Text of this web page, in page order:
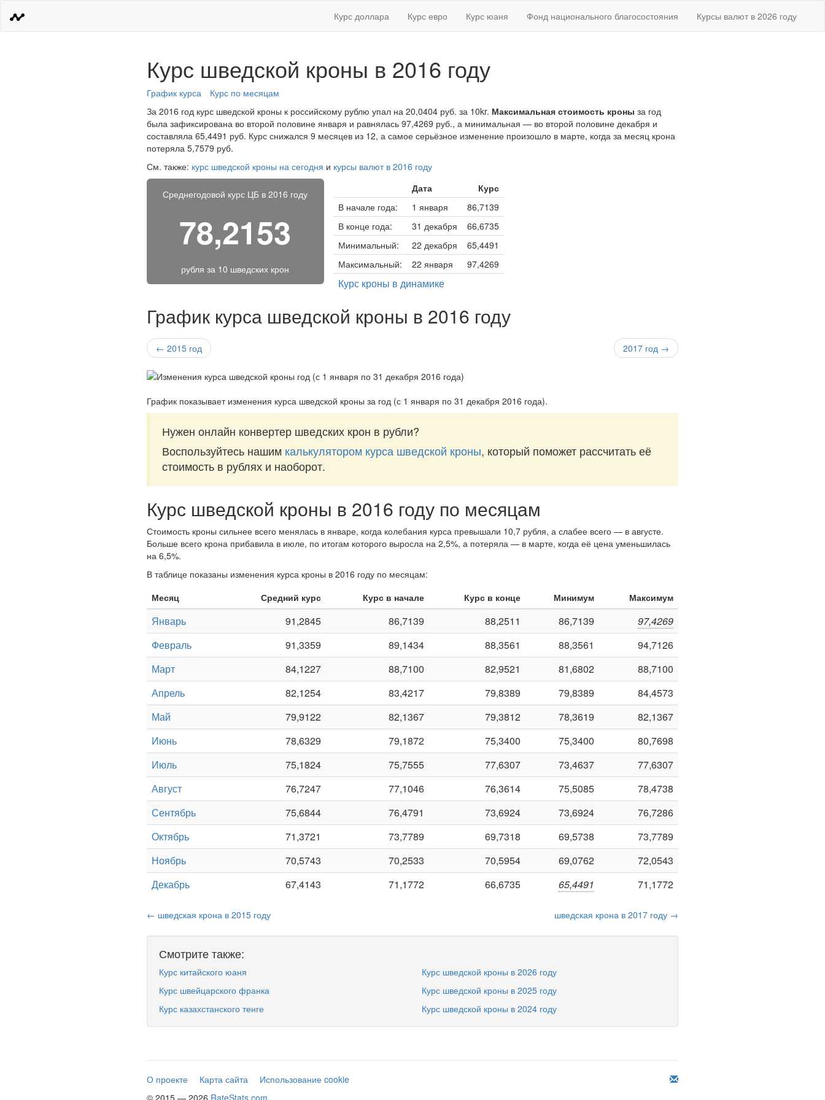
Курс доллара Курс евро Курс юаня Фонд национального благосостояния Курсы валют в 2026 году
Курс шведской кроны в 2016 году
График курса
Курс по месяцам
За 2016 год курс шведской кроны к российскому рублю упал на 20,0404 руб. за 10kr. Максимальная стоимость кроны за год
была зафиксирована во второй половине января и равнялась 97,4269 руб., а минимальная — во второй половине декабря и
составляла 65,4491 руб. Курс снижался 9 месяцев из 12, а самое серьёзное изменение произошло в марте, когда за месяц крона
потеряла 5,7579 руб.
См. также: курс шведской кроны на сегодня и курсы валют в 2016 году
Среднегодовой курс ЦБ в 2016 году
78,2153
рубля за 10 шведских крон
Дата
Курс
В начале года:
1 января
86,7139
В конце года:
31 декабря
66,6735
Минимальный:
22 декабря
65,4491
Максимальный:
22 января 97,4269
Курс кроны в динамике
График курса шведской кроны в 2016 году
← 2015 год 2017 год →
График показывает изменения курса шведской кроны за год (с 1 января по 31 декабря 2016 года).
Нужен онлайн конвертер шведских крон в рубли?
Воспользуйтесь нашим калькулятором курса шведской кроны, который поможет рассчитать её
стоимость в рублях и наоборот.
Курс шведской кроны в 2016 году по месяцам
Стоимость кроны сильнее всего менялась в январе, когда колебания курса превышали 10,7 рубля, а слабее всего — в августе.
Больше всего крона прибавила в июле, по итогам которого выросла на 2,5%, а потеряла — в марте, когда её цена уменьшилась
на 6,5%.
В таблице показаны изменения курса кроны в 2016 году по месяцам:
Месяц
Средний курс Курс в начале Курс в конце Минимум Максимум
Январь 91,2845 86,7139 88,2511 86,7139
97,4269
Февраль
91,3359 89,1434 88,3561 88,3561
94,7126
Март
84,1227 88,7100 82,9521 81,6802
88,7100
Апрель
82,1254 83,4217 79,8389 79,8389
84,4573
Май
79,9122 82,1367 79,3812 78,3619
82,1367
Июнь
78,6329 79,1872 75,3400 75,3400
80,7698
Июль
75,1824 75,7555 77,6307 73,4637
77,6307
Август
76,7247 77,1046 76,3614 75,5085
78,4738
Сентябрь
75,6844 76,4791 73,6924 73,6924
76,7286
Октябрь
71,3721 73,7789 69,7318 69,5738
73,7789
Ноябрь
70,5743 70,2533 70,5954 69,0762
72,0543
Декабрь
67,4143 71,1772 66,6735 65,4491 71,1772
← шведская крона в 2015 году шведская крона в 2017 году →
Смотрите также:
Курс китайского юаня
Курс швейцарского франка
Курс казахстанского тенге
Курс шведской кроны в 2026 году
Курс шведской кроны в 2025 году
Курс шведской кроны в 2024 году
О проекте Карта сайта
Использование cookie
© 2015 — 2026 RateStats.com